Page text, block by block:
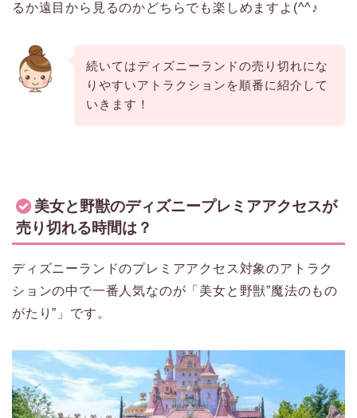
るか遠目から見るのかどちらでも楽しめますよ(^^♪
続いてはディズニーランドの売り切れにな
りやすいアトラクションを順番に紹介して
いきます！
美女と野獣のディズニープレミアアクセスが
売り切れる時間は？
ディズニーランドのプレミアアクセス対象のアトラク
ションの中で一番人気なのが「美女と野獣”魔法のもの
がたり”」です。